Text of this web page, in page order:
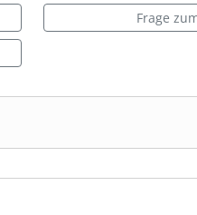
Frage